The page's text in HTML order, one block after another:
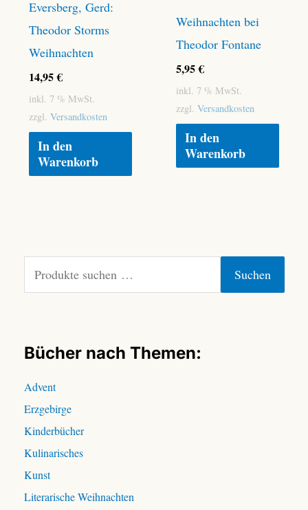
c
n
n
c
h
:
Suchen
Bücher nach Themen:
Advent
Erzgebirge
Kinderbücher
Kulinarisches
Kunst
Literarische Weihnachten
Eversberg, Gerd:
Theodor Storms
Weihnachten
14,95€
inkl. 7 % MwSt.
zzgl. Versandkosten
In den
Warenkorb
Weihnachten bei
Theodor Fontane
5,95€
inkl. 7 % MwSt.
zzgl. Versandkosten
In den
Warenkorb